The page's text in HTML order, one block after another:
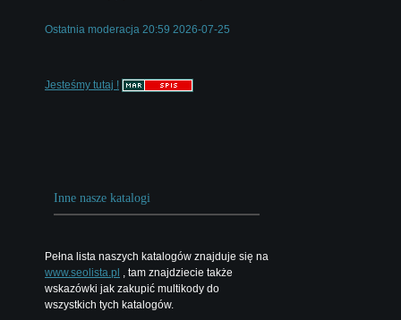
Ostatnia moderacja 20:59 2026-07-25
Jesteśmy tutaj !
Inne nasze katalogi
Pełna lista naszych katalogów znajduje się na
www.seolista.pl , tam znajdziecie także
wskazówki jak zakupić multikody do
wszystkich tych katalogów.